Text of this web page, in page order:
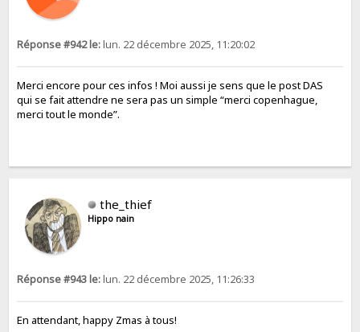
Réponse #942 le:lun. 22 décembre 2025, 11:20:02
Merci encore pour ces infos ! Moi aussi je sens que le post DAS
qui se fait attendre ne sera pas un simple “merci copenhague,
merci tout le monde”.
the_thief
Hippo nain
Réponse #943 le:lun. 22 décembre 2025, 11:26:33
En attendant, happy Zmas à tous!